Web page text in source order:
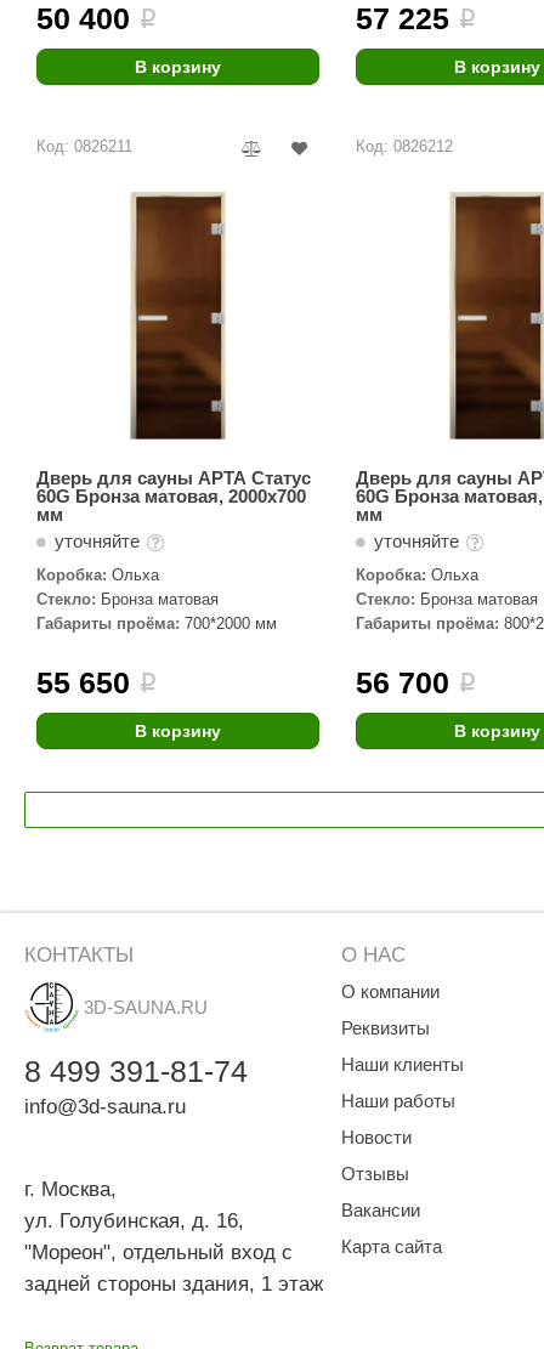
50 400 i
В корзину
57 225 i
В корзину
Код: 0826211
Дверь для сауны АРТА Статус
60G Бронза матовая, 2000х700
мм
уточняйте
Коробка: Ольха
Стекло: Бронза матовая
Габариты проёма: 700*2000 мм
55 650 i
В корзину
Код: 0826212
Дверь для сауны
60G Бронза матовая,
мм
уточняйте
Коробка: Ольха
Стекло: Бронза матовая
Габариты проёма:
56 700 i
В корзину
О НАС
О компании
Реквизиты
Наши клиенты
Наши работы
Новости
Отзывы
Вакансии
Карта сайта
КОНТАКТЫ
3D-SAUNA.RU
8 499 391-81-74
info@3d-sauna.ru
г. Москва,
ул. Голубинская, д. 16,
"Мореон", отдельный вход с
задней стороны здания, 1 этаж